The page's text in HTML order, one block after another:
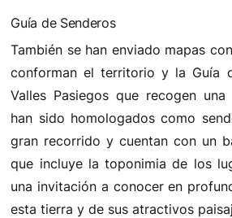
Guía de Senderos
También se han enviado mapas
conforman el territorio y la Guía
Valles Pasiegos que recogen
han sido homologados como
gran recorrido y cuentan con un
que incluye la toponimia de los
una invitación a conocer en
esta tierra y de sus atractivos